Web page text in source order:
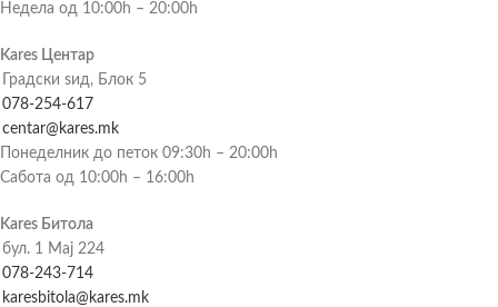
Недела од 10:00h – 20:00h
Kares Центар
Градски ѕид, Блок 5
078-254-617
centar@kares.mk
Понеделник до петок 09:30h – 20:00h
Сабота од 10:00h – 16:00h
Kares Битола
бул. 1 Мај 224
078-243-714
karesbitola@kares.mk